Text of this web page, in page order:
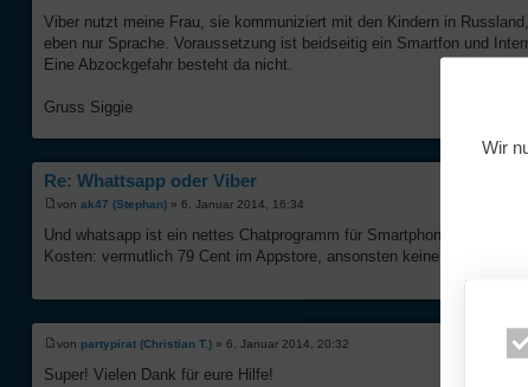
Viber nutzt meine Frau, sie kommuniziert mit den Kindern in
eben nur Sprache. Voraussetzung ist beidseitig ein Smartfon und
Eine Abzockgefahr besteht da nicht.
Gruss Siggie
Re: Whattsapp oder Viber
von ak47 (Stephan) » 6. Januar 2014, 16:34
Und whatsapp ist ein nettes Chatprogramm für Smartphones, ganz
Kosten: vermutlich 79 Cent im Appstore, ansonsten keine Kosten
von partypirat (Christian T.) » 6. Januar 2014, 20:32
Super! Vielen Dank für eure Hilfe!
Wir